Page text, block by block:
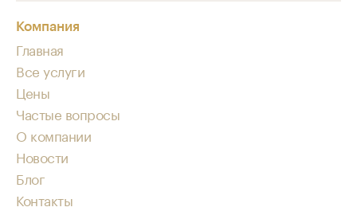
Компания
Главная
Все услуги
Цены
Частые вопросы
О компании
Новости
Блог
Контакты